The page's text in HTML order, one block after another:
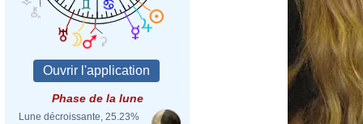
Phase de la lune
Lune décroissante, 25.23%